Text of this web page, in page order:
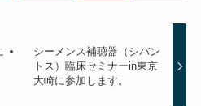
シーメンス補聴器（シバン
トス）臨床セミナーin東京
大崎に参加します。